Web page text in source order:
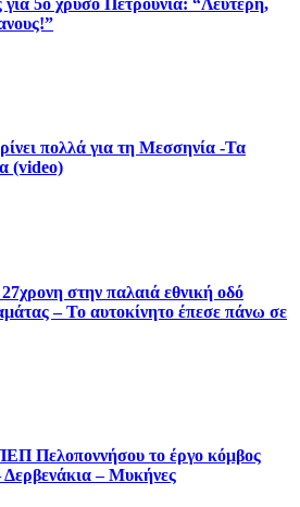
πολλά για τη Μεσσηνία -Τα
(video)
στην παλαιά εθνική οδό
– Το αυτοκίνητο έπεσε πάνω σε
Πελοποννήσου το έργο κόμβος
– Μυκήνες